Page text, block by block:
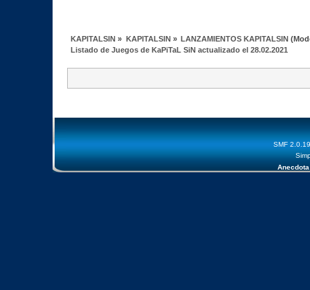
KAPITALSIN » KAPITALSIN» LANZAMIENTOS KAPITALSIN
Listado de Juegos de KaPiTaL SiN actualizado el 28.02.2021
SMF 2.0.19
Anecdota